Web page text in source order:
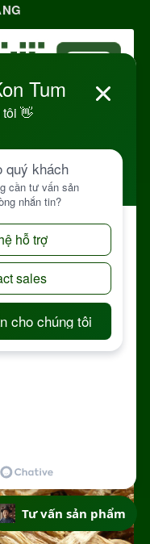
xuất nguồn gốc sản phẩm
Tư vấn sản phẩm